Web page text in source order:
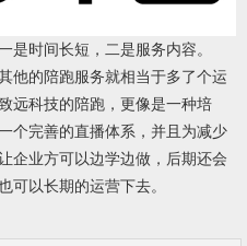
是时间长短，二是服务内容。
他的陪跑服务就相当于多了个运
远科技的陪跑，更像是一种培
个完善的直播体系，并且为减少
企业方可以边学边做，后期还会
可以长期的运营下去。